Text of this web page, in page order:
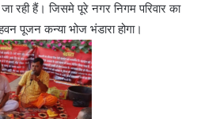
रही हैं। जिसमे पूरे नगर निगम परिवार का
पूजन कन्या भोज भंडारा होगा।